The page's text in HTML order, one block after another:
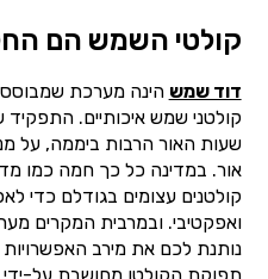
קולטי השמש הם
דוד שמש הינה מערכת
קולטני שמש איכותיים.
שעות האור הרבות ביממה, על
אור. במדינה כל כך חמה כמו
קולטנים עצומים בגודלם כדי
ואפקטיבי. ובמרבית המקרים
נותנת לכם את מירב האפשרויות